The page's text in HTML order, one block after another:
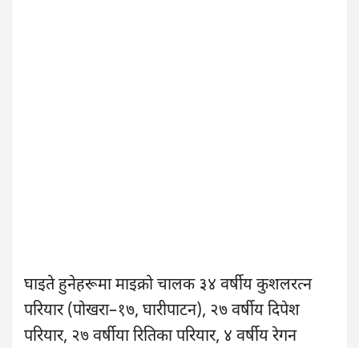
घाइते हुनेहरूमा माइक्रो चालक ३४ वर्षीय कुशलरत्न
परियार (पोखरा–१७, घारीपाटन), २७ वर्षीय दिपेश
परियार, २७ वर्षीया रितिका परियार, ४ वर्षीय रेगन